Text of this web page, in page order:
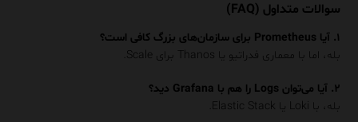
سوالات متداول (FAQ)
۱. آیا Prometheus برای سازمان‌های بزرگ کافی است؟
بله، اما با معماری فدراتیو یا Thanos برای Scale.
۲. آیا می‌توان Logs را هم با Grafana دید؟
بله، با Loki یا Elastic Stack.